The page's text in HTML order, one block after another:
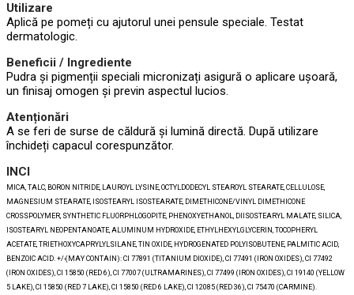
Utilizare
Aplică pe pomeți cu ajutorul unei pensule speciale. Testat
dermatologic.
Beneficii / Ingrediente
Pudra și pigmenții speciali micronizați asigură o aplicare ușoară,
un finisaj omogen și previn aspectul lucios.
Atenționări
A se feri de surse de căldură și lumină directă. După utilizare
închideți capacul corespunzător.
INCI
MICA, TALC, BORON NITRIDE, LAUROYL LYSINE, OCTYLDODECYL STEAROYL STEARATE, CELLULOSE,
MAGNESIUM STEARATE, ISOSTEARYL ISOSTEARATE, DIMETHICONE/VINYL DIMETHICONE
CROSSPOLYMER, SYNTHETIC FLUORPHLOGOPITE, PHENOXYETHANOL, DIISOSTEARYL MALATE, SILICA,
ISOSTEARYL NEOPENTANOATE, ALUMINUM HYDROXIDE, ETHYLHEXYLGLYCERIN, TOCOPHERYL
ACETATE, TRIETHOXYCAPRYLYLSILANE, TIN OXIDE, HYDROGENATED POLYISOBUTENE, PALMITIC ACID,
BENZOIC ACID. +/-(MAY CONTAIN): CI 77891 (TITANIUM DIOXIDE), CI 77491 (IRON OXIDES), CI 77492
(IRON OXIDES), CI 15850 (RED 6), CI 77007 (ULTRAMARINES), CI 77499 (IRON OXIDES), CI 19140 (YELLOW
5 LAKE), CI 15850 (RED 7 LAKE), CI 15850 (RED 6 LAKE), CI 12085 (RED 36), CI 75470 (CARMINE).